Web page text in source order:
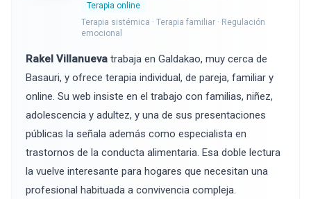
Terapia online
Terapia sistémica · Terapia familiar · Regulación
emocional
Rakel Villanueva trabaja en Galdakao, muy cerca de
Basauri, y ofrece terapia individual, de pareja, familiar y
online. Su web insiste en el trabajo con familias, niñez,
adolescencia y adultez, y una de sus presentaciones
públicas la señala además como especialista en
trastornos de la conducta alimentaria. Esa doble lectura
la vuelve interesante para hogares que necesitan una
profesional habituada a convivencia compleja.